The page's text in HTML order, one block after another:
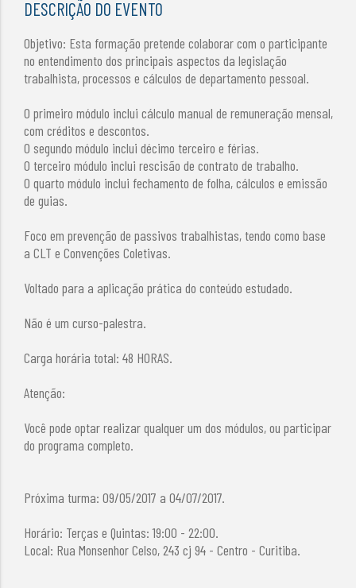
DESCRIÇÃO DO EVENTO
Objetivo: Esta formação pretende colaborar com o participante
no entendimento dos principais aspectos da legislação
trabalhista, processos e cálculos de departamento pessoal.
O primeiro módulo inclui cálculo manual de remuneração mensal,
com créditos e descontos.
O segundo módulo inclui décimo terceiro e férias.
O terceiro módulo inclui rescisão de contrato de trabalho.
O quarto módulo inclui fechamento de folha, cálculos e emissão
de guias.
Foco em prevenção de passivos trabalhistas, tendo como base
a CLT e Convenções Coletivas.
Voltado para a aplicação prática do conteúdo estudado.
Não é um curso-palestra.
Carga horária total: 48 HORAS.
Atenção:
Você pode optar realizar qualquer um dos módulos, ou participar
do programa completo.
Próxima turma: 09/05/2017 a 04/07/2017.
Horário: Terças e Quintas: 19:00 - 22:00.
Local: Rua Monsenhor Celso, 243 cj 94 - Centro - Curitiba.